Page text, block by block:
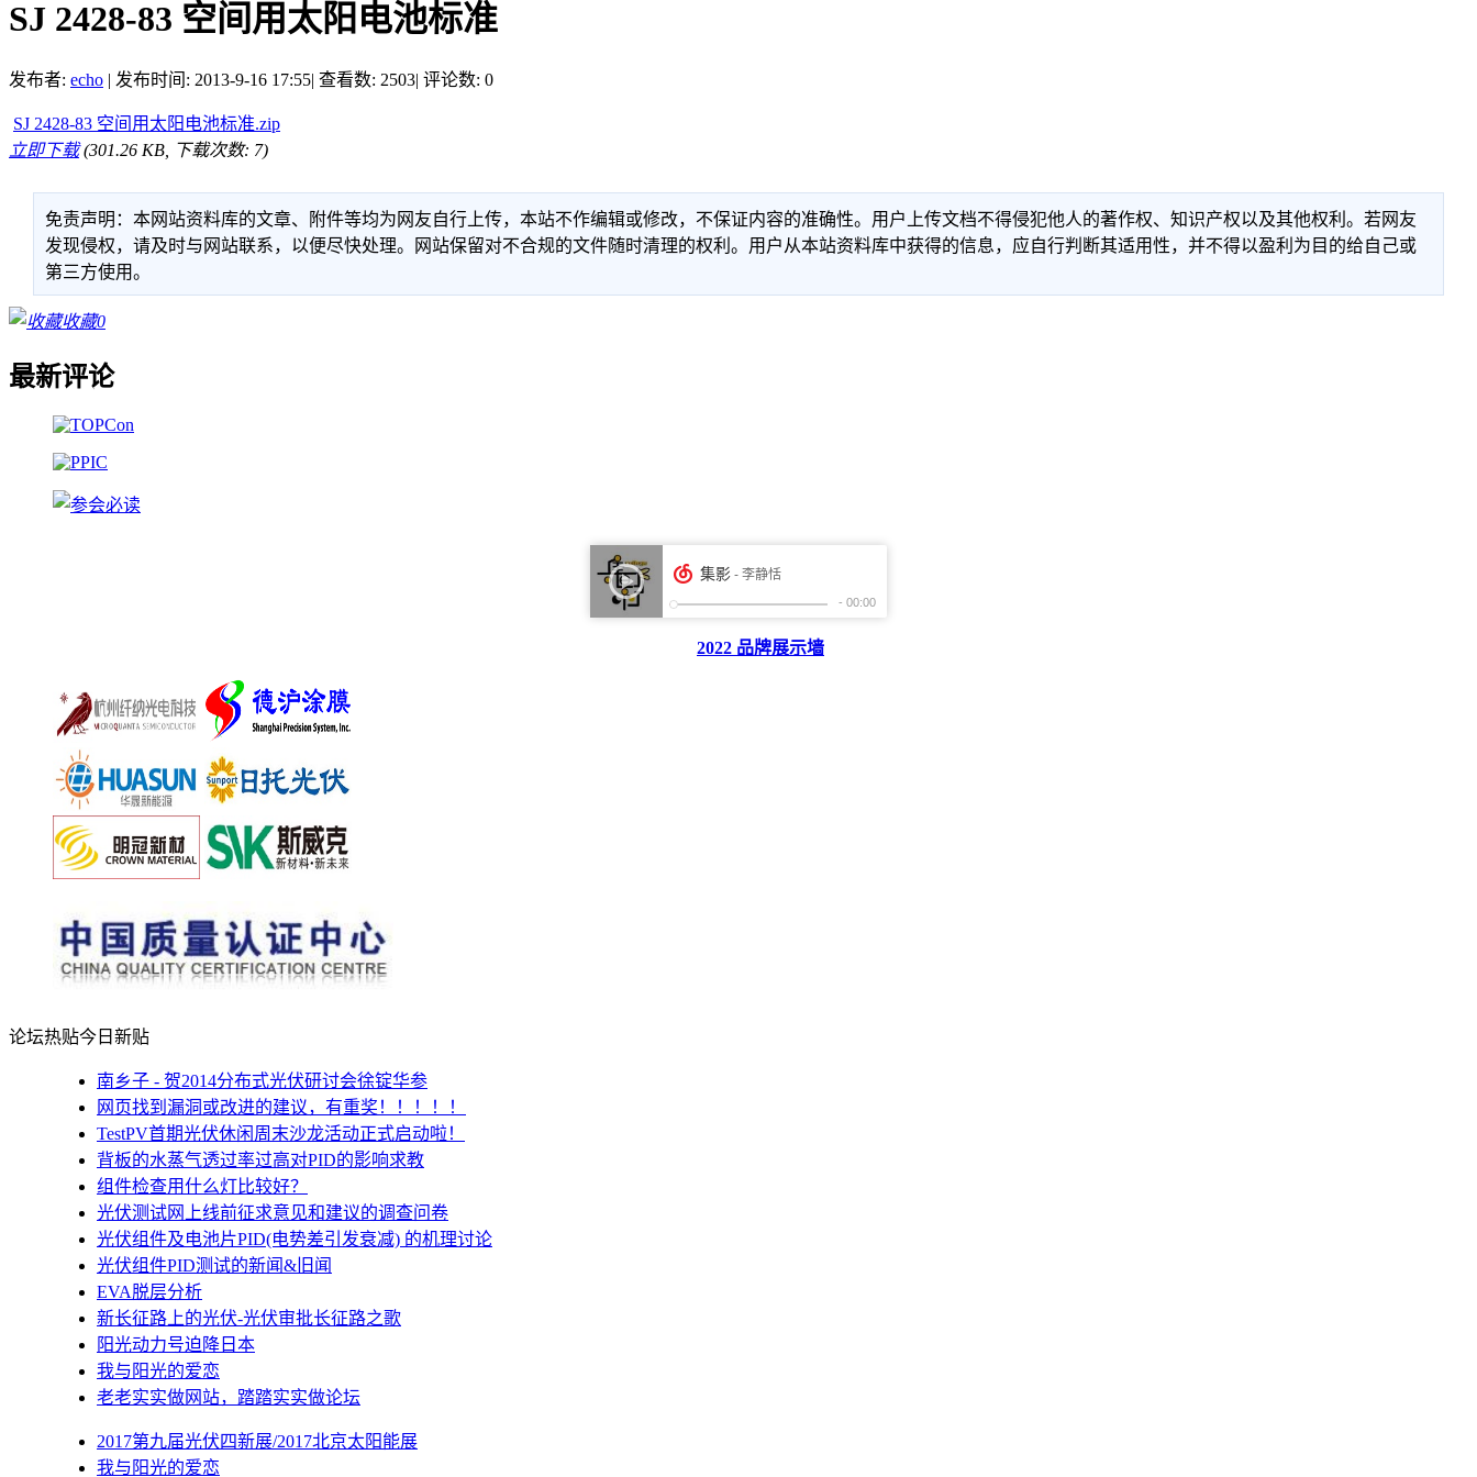
SJ 2428-83 空间用太阳电池标准
发布者: echo | 发布时间: 2013-9-16 17:55| 查看数: 2503| 评论数: 0
SJ 2428-83 空间用太阳电池标准.zip
立即下载(301.26 KB, 下载次数: 7)
免责声明：本网站资料库的文章、附件等均为网友自行上传，本站不作编辑或修改，不保证内容的准确性。用户上传文档不得侵犯他人的著作权、知识产权以及其他权利。若网友
发现侵权，请及时与网站联系，以便尽快处理。网站保留对不合规的文件随时清理的权利。用户从本站资料库中获得的信息，应自行判断其适用性，并不得以盈利为目的给自己或
第三方使用。
收藏0
最新评论
2022 品牌展示墙
论坛热贴今日新贴
南乡子 - 贺2014分布式光伏研讨会徐锭华参
网页找到漏洞或改进的建议，有重奖！！！！！
TestPV首期光伏休闲周末沙龙活动正式启动啦！
背板的水蒸气透过率过高对PID的影响求教
组件检查用什么灯比较好？
光伏测试网上线前征求意见和建议的调查问卷
光伏组件及电池片PID(电势差引发衰减) 的机理讨论
光伏组件PID测试的新闻&旧闻
EVA脱层分析
新长征路上的光伏-光伏审批长征路之歌
阳光动力号迫降日本
我与阳光的爱恋
老老实实做网站，踏踏实实做论坛
2017第九届光伏四新展/2017北京太阳能展
我与阳光的爱恋